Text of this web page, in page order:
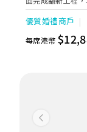
全新裝修的高樓
調，天花懸吊的
廳配備了最先進
雅浪漫囍宴的理
締造非凡婚宴。
人左右，協調婚
優質婚禮商戶
每席港幣
Previous